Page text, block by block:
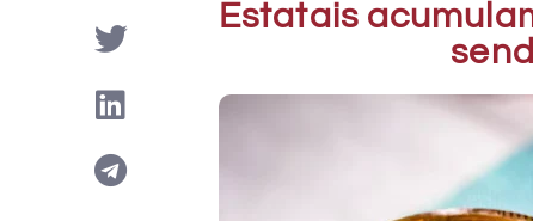
Estatais